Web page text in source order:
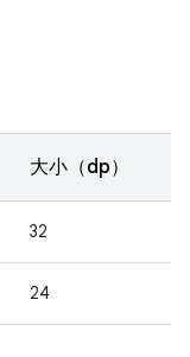
大小（dp）
32
24